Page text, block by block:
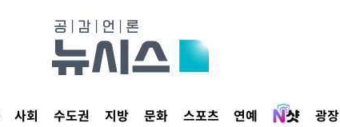
사회 수도권 지방 문화 스포츠 연예 광장